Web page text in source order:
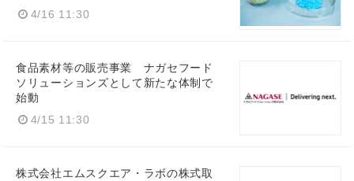
4/16 11:30
食品素材等の販売事業 ナガセフード
ソリューションズとして新たな体制で
始動
4/15 11:30
株式会社エムスクエア・ラボの株式取